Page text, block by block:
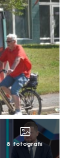
8 fotografií